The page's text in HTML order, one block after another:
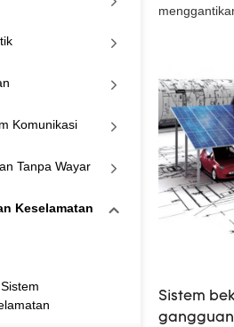
Komunikasi
Tanpa Wayar
Keselamatan
Sistem
gangguan